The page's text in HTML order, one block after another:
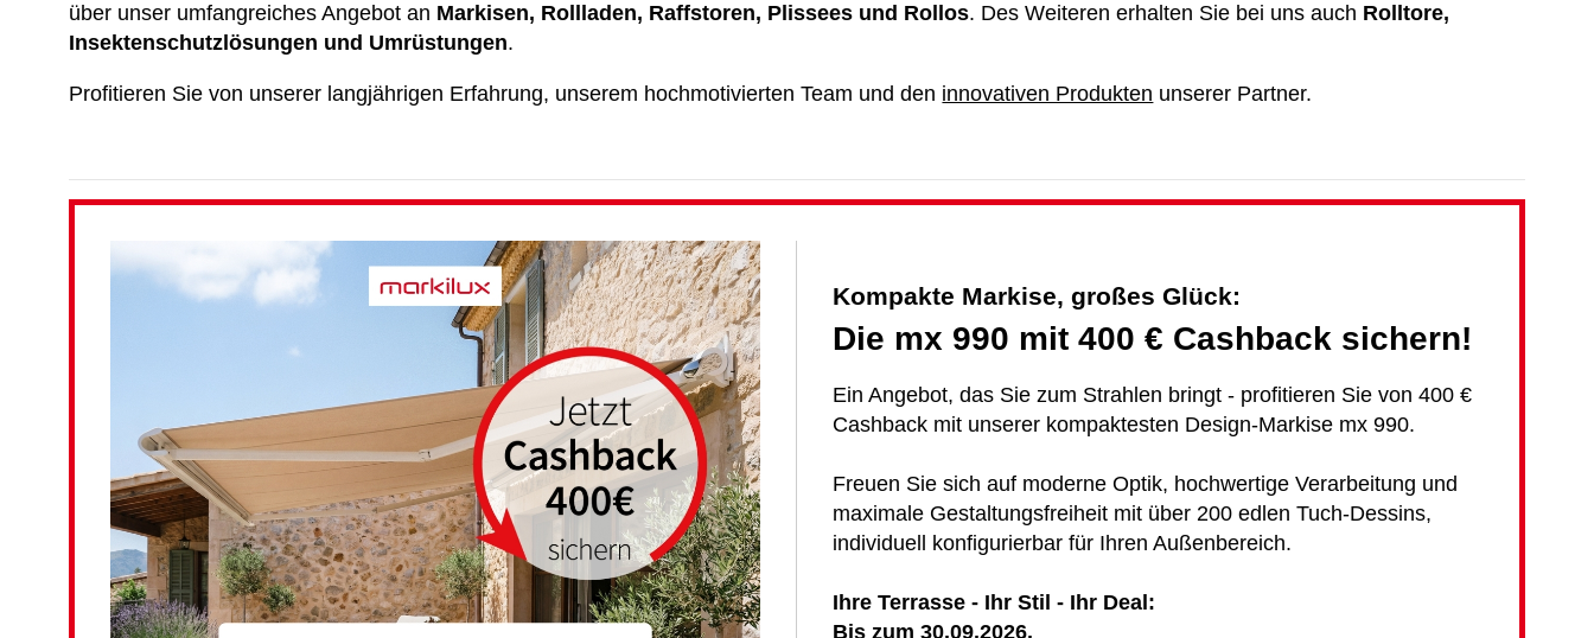
über unser umfangreiches Angebot an Markisen, Rollladen, Raffstoren, Plissees und Rollos. Des Weiteren erhalten Sie bei uns auch Rolltore,
Insektenschutzlösungen und Umrüstungen.
Profitieren Sie von unserer langjährigen Erfahrung, unserem hochmotivierten Team und den innovativen Produkten unserer Partner.
Kompakte Markise, großes Glück:
Die mx 990 mit 400 € Cashback sichern!
Ein Angebot, das Sie zum Strahlen bringt - profitieren Sie von 400 €
Cashback mit unserer kompaktesten Design-Markise mx 990.
Freuen Sie sich auf moderne Optik, hochwertige Verarbeitung und
maximale Gestaltungsfreiheit mit über 200 edlen Tuch-Dessins,
individuell konfigurierbar für Ihren Außenbereich.
Ihre Terrasse - Ihr Stil - Ihr Deal:
Bis zum 30.09.2026.